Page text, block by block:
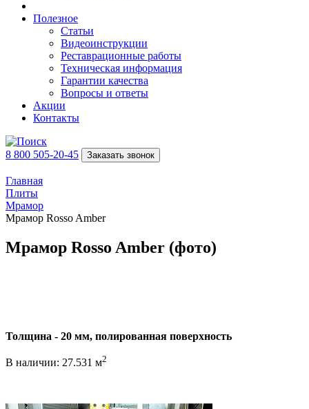
Полезное
Статьи
Видеоинструкции
Реставрационные работы
Техническая информация
Гарантии качества
Вопросы и ответы
Акции
Контакты
8 800 505-20-45 Заказать звонок
Главная
Плиты
Мрамор
Мрамор Rosso Amber
Мрамор Rosso Amber (фото)
Толщина - 20 мм, полированная поверхность
В наличии: 27.531 м2